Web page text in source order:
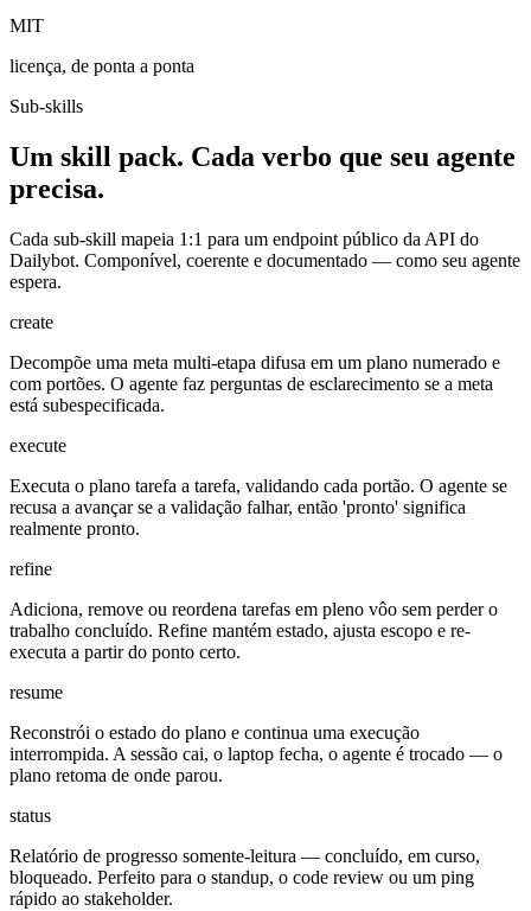
MIT
licença, de ponta a ponta
Sub-skills
Um skill pack. Cada verbo que seu agente
precisa.
Cada sub-skill mapeia 1:1 para um endpoint público da API do
Dailybot. Componível, coerente e documentado — como seu agente
espera.
create
Decompõe uma meta multi-etapa difusa em um plano numerado e
com portões. O agente faz perguntas de esclarecimento se a meta
está subespecificada.
execute
Executa o plano tarefa a tarefa, validando cada portão. O agente se
recusa a avançar se a validação falhar, então 'pronto' significa
realmente pronto.
refine
Adiciona, remove ou reordena tarefas em pleno vôo sem perder o
trabalho concluído. Refine mantém estado, ajusta escopo e re-
executa a partir do ponto certo.
resume
Reconstrói o estado do plano e continua uma execução
interrompida. A sessão cai, o laptop fecha, o agente é trocado — o
plano retoma de onde parou.
status
Relatório de progresso somente-leitura — concluído, em curso,
bloqueado. Perfeito para o standup, o code review ou um ping
rápido ao stakeholder.